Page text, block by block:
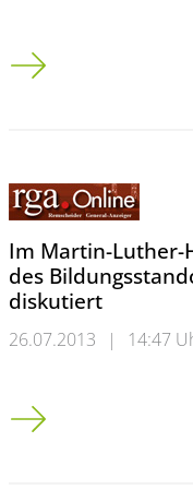
13. Physik-Festival
Im Martin-Luther-
des
diskutiert
26.07.2013 | 14:47
Im Martin-Luther-